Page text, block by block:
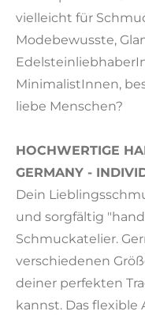
vielleicht für
Modebewusste,
MinimalistInnen,
liebe Menschen?
HOCHWERTIGE
GERMANY -
Dein
und sorgfältig
Schmuckatelier.
verschiedenen
deiner perfekten
kannst. Das flexible